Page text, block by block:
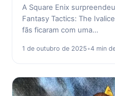
A Square Enix
Fantasy Tactics: The
fãs ficaram com uma…
1 de outubro de 2025•4 min